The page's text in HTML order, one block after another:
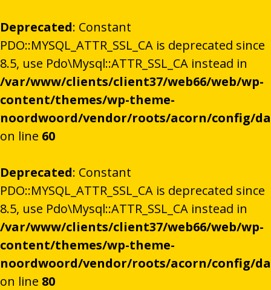
Deprecated: Constant
PDO::MYSQL_ATTR_SSL_CA is deprecated since
8.5, use Pdo\Mysql::ATTR_SSL_CA instead in
/var/www/clients/client37/web66/web/wp-
content/themes/wp-theme-
noordwoord/vendor/roots/acorn/config/
on line 60
Deprecated: Constant
PDO::MYSQL_ATTR_SSL_CA is deprecated since
8.5, use Pdo\Mysql::ATTR_SSL_CA instead in
/var/www/clients/client37/web66/web/wp-
content/themes/wp-theme-
noordwoord/vendor/roots/acorn/config/
on line 80